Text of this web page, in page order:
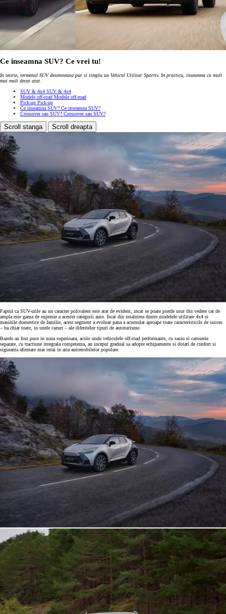
Ce inseamna SUV? Ce vrei tu!
In teorie, termenul SUV desemneaza pur si simplu un Vehicul Utilitar Sportiv. In practica, inseamna cu mult
mai mult decat atat.
SUV & 4x4 SUV & 4x4
Modele off-road Modele off-road
Pick-up Pick-up
Ce inseamna SUV? Ce inseamna SUV?
Crossover sau SUV? Crossover sau SUV?
Scroll stanga Scroll dreapta
Faptul ca SUV-urile au un caracter polivalent este atat de evident, incat se poate pierde usor din vedere cat de
ampla este gama de expresie a acestei categorii auto. Iscat din intalnirea dintre modelele utilitare 4x4 si
masinile domestice de familie, acest segment a evoluat pana a acumulat aproape toate caracteristicile de succes
– ba chiar toate, in unele cazuri – ale diferitelor tipuri de autoturisme.
Bazele au fost puse in zona superioara, acolo unde vehiculele off-road performante, cu sasiu si caroserie
separate, cu tractiune integrala competenta, au inceput gradual sa adopte echipamente si dotari de confort si
siguranta afirmate mai intai in aria automobilelor populare.